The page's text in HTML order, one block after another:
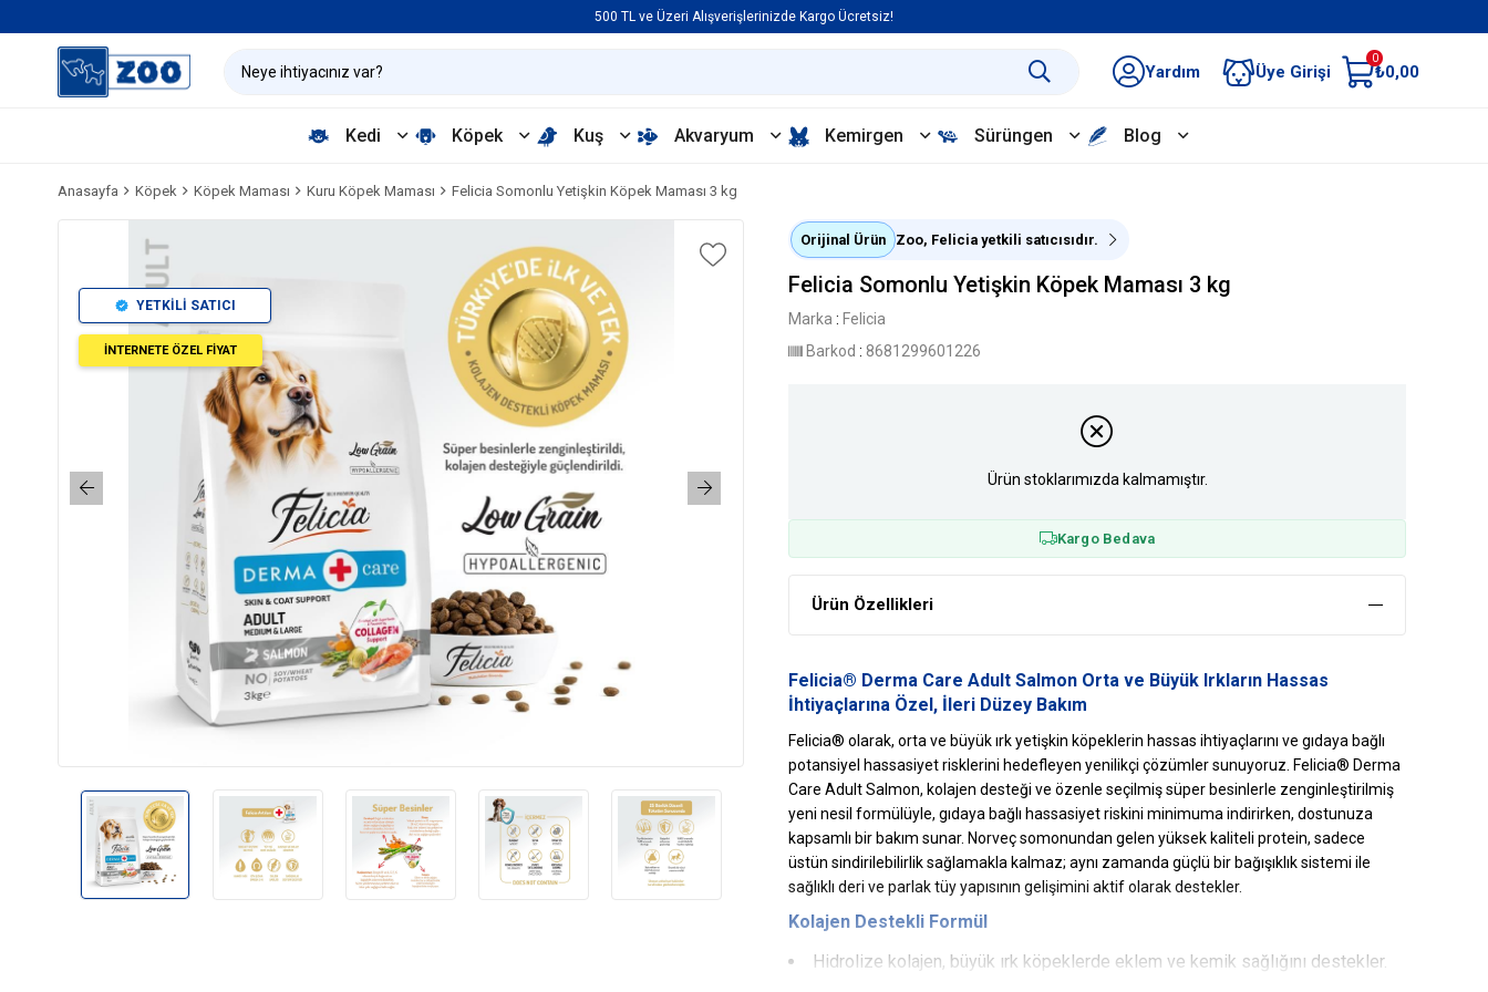
500 TL ve Üzeri Alışverişlerinizde Kargo Ücretsiz!
Yardım Üye Girişi
0
₺0,00
Kedi Köpek Kuş Akvaryum Kemirgen Sürüngen Blog
Anasayfa Köpek Köpek Maması Kuru Köpek Maması Felicia Somonlu Yetişkin Köpek Maması 3 kg
YETKİLİ SATICI
İNTERNETE ÖZEL FİYAT
Orijinal Ürün Zoo, Felicia yetkili satıcısıdır.
Felicia Somonlu Yetişkin Köpek Maması 3 kg
Marka : Felicia
Barkod : 8681299601226
Ürün stoklarımızda kalmamıştır.
Kargo Bedava
Ürün Özellikleri
Felicia® Derma Care Adult Salmon Orta ve Büyük Irkların Hassas
İhtiyaçlarına Özel, İleri Düzey Bakım
Felicia® olarak, orta ve büyük ırk yetişkin köpeklerin hassas ihtiyaçlarını ve gıdaya bağlı
potansiyel hassasiyet risklerini hedefleyen yenilikçi çözümler sunuyoruz. Felicia® Derma
Care Adult Salmon, kolajen desteği ve özenle seçilmiş süper besinlerle zenginleştirilmiş
yeni nesil formülüyle, gıdaya bağlı hassasiyet riskini minimuma indirirken, dostunuza
kapsamlı bir bakım sunar. Norveç somonundan gelen yüksek kaliteli protein, sadece
üstün sindirilebilirlik sağlamakla kalmaz; aynı zamanda güçlü bir bağışıklık sistemi ile
sağlıklı deri ve parlak tüy yapısının gelişimini aktif olarak destekler.
Kolajen Destekli Formül
Hidrolize kolajen, büyük ırk köpeklerde eklem ve kemik sağlığını destekler.